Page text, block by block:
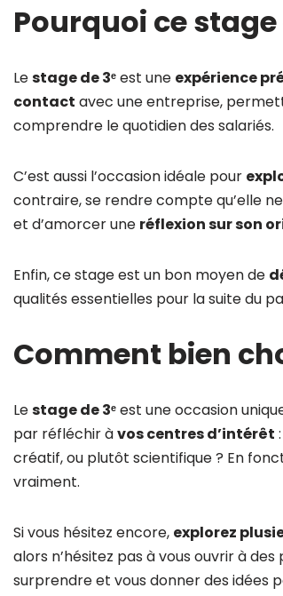
Pourquoi ce
Lestage de 3ᵉest une expérience
contact avec une entreprise,
comprendre le quotidien des salariés.
C’est aussi l’occasion idéale pour
contraire, se rendre compte qu’elle
et d’amorcer une réflexion sur son
Enfin, ce stage est un bon moyen de
qualités essentielles pour la suite du
Comment bien
Lestage de 3ᵉest une occasion
par réfléchir àvos centres d’intérêt
créatif, ou plutôt scientifique ? En
vraiment.
Si vous hésitez encore, explorez
alors n’hésitez pas à vous ouvrir à
surprendre et vous donner des idées